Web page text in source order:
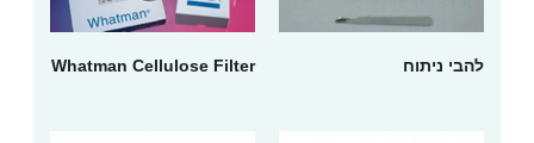
להבי ניתוח Whatman Cellulose Filter